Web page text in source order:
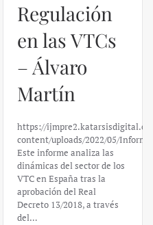
Regulación
en las VTCs
– Álvaro
Martín
https://
content/uploads/2022/05/
Este informe analiza las
dinámicas del sector de los
VTC en España tras la
aprobación del Real
Decreto 13/2018, a través
del…